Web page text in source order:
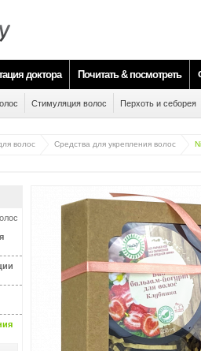
доктора Почитать & посмотреть
Стимуляция волос Перхоть и себорея
волос Средства для укрепления волос